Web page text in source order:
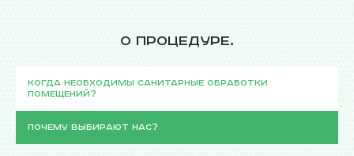
О процедуре.
Когда необходимы санитарные обработки
помещений?
Почему выбирают нас?